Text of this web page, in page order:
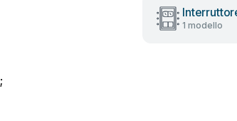
1 modello
;